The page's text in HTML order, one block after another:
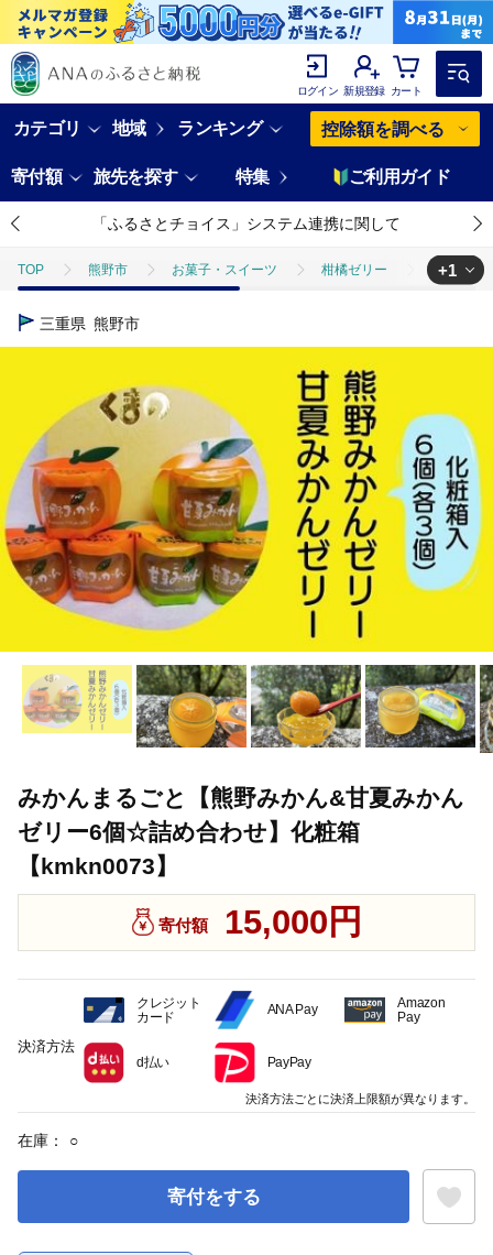
ログイン 新規登録 カート
カテゴリ 地域 ランキング 控除額を調べる
寄付額 旅先を探す 特集 ご利用ガイド
「ふるさとチョイス」システム連携に関して
TOP 熊野市 お菓子・スイーツ 柑橘ゼリー みかん
TOP
+1
三重県 熊野市
みかんまるごと【熊野みかん&甘夏みかん
ゼリー6個☆詰め合わせ】化粧箱
【kmkn0073】
寄付額 15,000円
在庫： ○
寄付をする
決済方法
クレジット
カード
ANA Pay
Amazon
Pay
d払い PayPay
決済方法ごとに決済上限額が異なります。